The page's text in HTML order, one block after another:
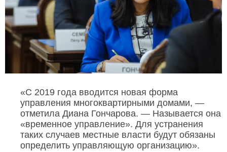
«С 2019 года вводится новая форма
управления многоквартирными домами, —
отметила Диана Гончарова. — Называется она
«временное управление». Для устранения
таких случаев местные власти будут обязаны
определить управляющую организацию».